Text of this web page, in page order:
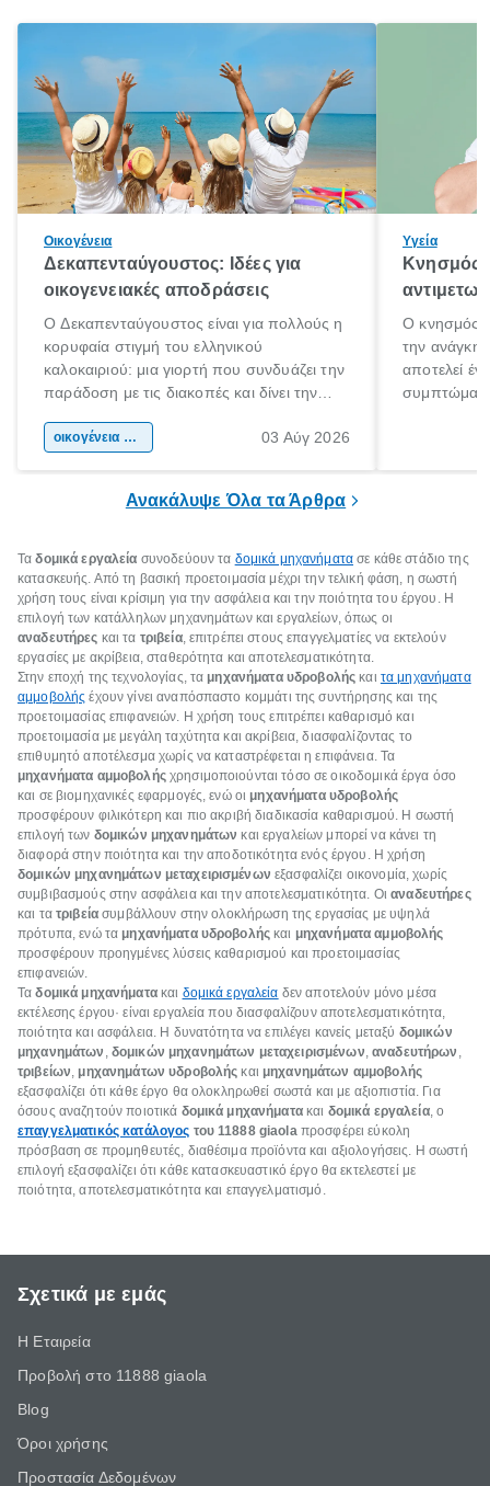
Οικογένεια
Δεκαπενταύγουστος: Ιδέες για
οικογενειακές αποδράσεις
Ο Δεκαπενταύγουστος είναι για πολλούς η
κορυφαία στιγμή του ελληνικού
καλοκαιριού: μια γιορτή που συνδυάζει την
παράδοση με τις διακοπές και δίνει την
χώρας. Είτε πρόκειται για λίγες μέρες
οικογένεια & παιδί 03 Αύγ 2026
Υγεία
Κνησμός:
Ο κνησμός
την ανάγκη
αποτελεί
Ανακάλυψε Όλα τα Άρθρα
Ταδομικά εργαλεία συνοδεύουν τα δομικά μηχανήματα σε κάθε στάδιο της
κατασκευής. Από τη βασική προετοιμασία μέχρι την τελική φάση, η σωστή
χρήση τους είναι κρίσιμη για την ασφάλεια και την ποιότητα του έργου. Η
επιλογή των κατάλληλων μηχανημάτων και εργαλείων, όπως οι
αναδευτήρες και τα τριβεία, επιτρέπει στους επαγγελματίες να εκτελούν
εργασίες με ακρίβεια, σταθερότητα και αποτελεσματικότητα.
Στην εποχή της τεχνολογίας, τα μηχανήματα υδροβολής και τα μηχανήματα
αμμοβολής έχουν γίνει αναπόσπαστο κομμάτι της συντήρησης και της
προετοιμασίας επιφανειών. Η χρήση τους επιτρέπει καθαρισμό και
προετοιμασία με μεγάλη ταχύτητα και ακρίβεια, διασφαλίζοντας το
επιθυμητό αποτέλεσμα χωρίς να καταστρέφεται η επιφάνεια. Τα
μηχανήματα αμμοβολήςχρησιμοποιούνται τόσο σε οικοδομικά έργα όσο
και σε βιομηχανικές εφαρμογές, ενώ οι μηχανήματα υδροβολής
προσφέρουν φιλικότερη και πιο ακριβή διαδικασία καθαρισμού. Η σωστή
επιλογή των δομικών μηχανημάτων και εργαλείων μπορεί να κάνει τη
διαφορά στην ποιότητα και την αποδοτικότητα ενός έργου. Η χρήση
δομικών μηχανημάτων μεταχειρισμένων εξασφαλίζει οικονομία, χωρίς
συμβιβασμούς στην ασφάλεια και την αποτελεσματικότητα. Οιαναδευτήρες
και τα τριβείασυμβάλλουν στην ολοκλήρωση της εργασίας με υψηλά
πρότυπα, ενώ τα μηχανήματα υδροβολής και μηχανήματα αμμοβολής
προσφέρουν προηγμένες λύσεις καθαρισμού και προετοιμασίας
επιφανειών.
Ταδομικά μηχανήματακαι δομικά εργαλεία δεν αποτελούν μόνο μέσα
εκτέλεσης έργου· είναι εργαλεία που διασφαλίζουν αποτελεσματικότητα,
ποιότητα και ασφάλεια. Η δυνατότητα να επιλέγει κανείς μεταξύ δομικών
μηχανημάτων , δομικών μηχανημάτων μεταχειρισμένων,αναδευτήρων ,
τριβείων, μηχανημάτων υδροβολής και μηχανημάτων αμμοβολής
εξασφαλίζει ότι κάθε έργο θα ολοκληρωθεί σωστά και με αξιοπιστία. Για
όσους αναζητούν ποιοτικά δομικά μηχανήματακαι δομικά εργαλεία, ο
επαγγελματικός κατάλογος του 11888 giaolaπροσφέρει εύκολη
πρόσβαση σε προμηθευτές, διαθέσιμα προϊόντα και αξιολογήσεις. Η σωστή
επιλογή εξασφαλίζει ότι κάθε κατασκευαστικό έργο θα εκτελεστεί με
ποιότητα, αποτελεσματικότητα και επαγγελματισμό.
Σχετικά με εμάς
Η Εταιρεία
Προβολή στο 11888 giaola
Blog
Όροι χρήσης
Προστασία Δεδομένων